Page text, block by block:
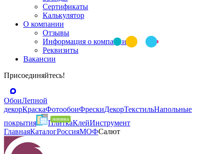
Сертификаты
Калькулятор
О компании
Отзывы
Информация о компании
Реквизиты
Вакансии
Присоединяйтесь!
ОбоиЛепной
декорКраскаФотообоиФрескиДекорТекстильНапольные
покрытия
ПлиткаКлейИнструмент
ГлавнаяКаталогРоссияМОФСалют